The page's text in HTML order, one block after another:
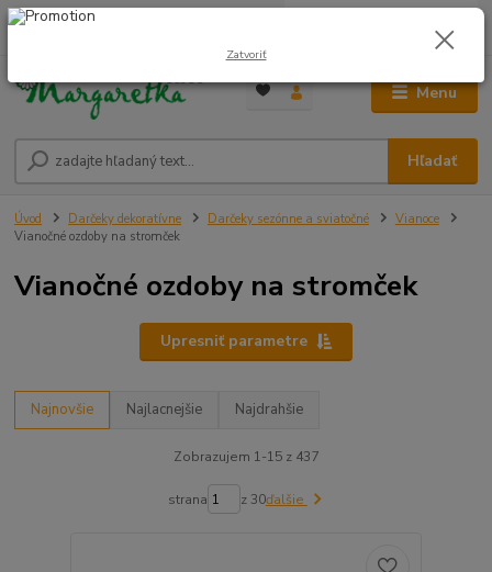
Menu
Hľadať
0948 236 042
0,00 €
Úvod Darčeky dekoratívne Darčeky sezónne a sviatočné
Vianoce
Vianočné ozdoby na stromček
Vianočné ozdoby na stromček
Upresniť parametre
Najnovšie Najlacnejšie Najdrahšie
Zobrazujem 1-15 z 437
strana z 30ďalšie
Zatvoriť